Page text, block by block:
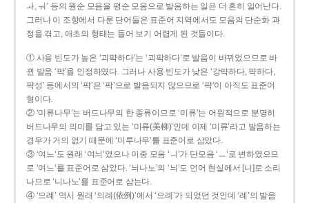
ㅘ, ㅝ’ 등의 원순 모음을 평순 모음으로 발음하는 일은 더 흔히 일어난다.
그러나 이 조항에서 다룬 단어들은 표준어 지역에서도 모음의 단순화 과
정을 겪고, 애초의 형태는 들어 보기 어렵게 된 것들이다.
① 사용 빈도가 높은 ‘괴퍅하다’는 ‘괴팍하다’로 발음이 바뀌었으므로 바
뀐 발음 ‘팍’을 인정하였다. 그러나 사용 빈도가 낮은 ‘강퍅하다, 퍅하다,
퍅성’ 등에서의 ‘퍅’은 ‘팍’으로 발음되지 않으므로 ‘퍅’이 아직도 표준어
형이다.
② ‘미류나무’는 버드나무의 한 종류이므로 ‘미류’는 어원적으로 분명히
버드나무의 의미를 담고 있는 ‘미류(美柳)’인데 이제 ‘미류’라고 발음하는
경우가 거의 없기 때문에 ‘미루나무’를 표준어로 삼았다.
③ ‘여느’도 원래 ‘여늬’였으나 이중 모음 ‘ㅢ’가 단모음 ‘ㅡ’로 변하였으므
로 ‘여느’를 표준어로 삼았다. ‘늬나노’의 ‘늬’도 언어 현실에서 [니]로 소리
나므로 ‘니나노’를 표준어로 삼는다.
④ ‘으례’ 역시 원래 ‘의례(依例)’에서 ‘으례’가 되었던 것인데 ‘례’의 발음